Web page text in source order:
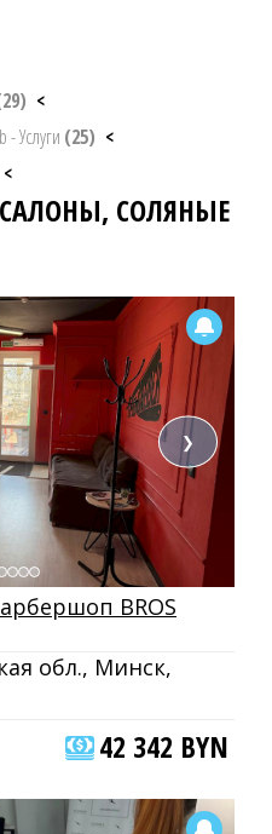
<
- Услуги (25) <
<
СОЛЯНЫЕ
❯
BROS
обл., Минск,
42 342 BYN